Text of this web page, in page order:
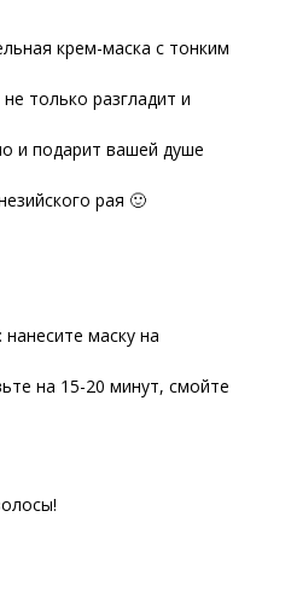
крем-маска с тонким
только разгладит и
и подарит вашей душе
рая 🙂
маску на
на 15-20 минут, смойте